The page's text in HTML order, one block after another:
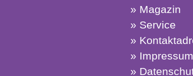
Magazin
Service
Impressum